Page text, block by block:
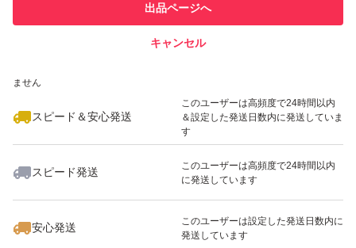
での取引実績があります
ません
スピード＆安心発送
このユーザーは高頻度で24時間以内
＆設定した発送日数内に発送していま
す
スピード発送
このユーザーは高頻度で24時間以内
に発送しています
安心発送
このユーザーは設定した発送日数内に
発送しています
出品ページへ
キャンセル
いいね！
1,000